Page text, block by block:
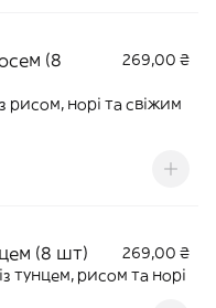
(8
269,00 ₴
рисом, норі та свіжим
(8 шт)
269,00 ₴
тунцем, рисом та норі